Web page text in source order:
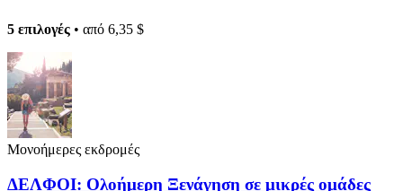
5 επιλογές • από 6,35 $
Μονοήμερες εκδρομές
ΔΕΛΦΟΙ: Ολοήμερη Ξενάγηση σε μικρές ομάδες